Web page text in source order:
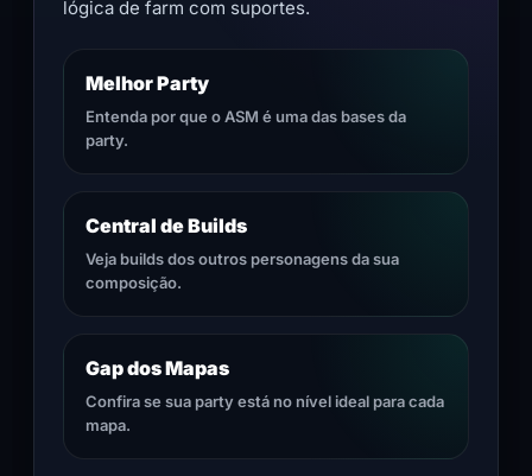
lógica de farm com suportes.
Melhor Party
Entenda por que o ASM é uma das bases da
party.
Central de Builds
Veja builds dos outros personagens da sua
composição.
Gap dos Mapas
Confira se sua party está no nível ideal para cada
mapa.